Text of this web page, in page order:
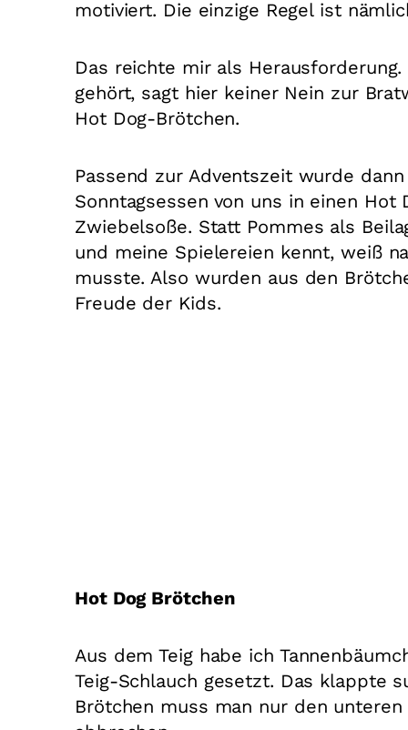
motiviert. Die einzige Regel ist
Das reichte mir als
gehört, sagt hier keiner Nein zur
Hot Dog-Brötchen.
Passend zur Adventszeit wurde
Sonntagsessen von uns in einen
Zwiebelsoße. Statt Pommes als
und meine Spielereien kennt, weiß
musste. Also wurden aus den
Freude der Kids.
Hot Dog Brötchen
Aus dem Teig habe ich
Teig-Schlauch gesetzt. Das klappte
Brötchen muss man nur den